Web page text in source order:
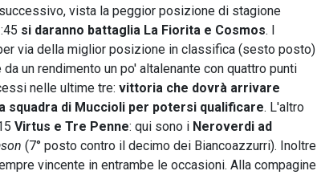
vista la peggior posizione di stagione
si daranno battaglia La Fiorita e Cosmos. I
via della miglior posizione in classifica (sesto posto)
un rendimento un po' altalenante con quattro punti
nelle ultime tre: vittoria che dovrà arrivare
squadra di Muccioli per potersi qualificare. L'altro
Virtus e Tre Penne: qui sono i Neroverdi ad
(7° posto contro il decimo dei Biancoazzurri). Inoltre
vincente in entrambe le occasioni. Alla compagine